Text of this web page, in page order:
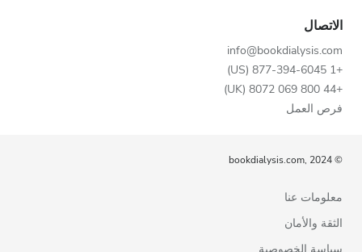
الاتصال
info@bookdialysis.com
+1 877-394-6045 (US)
+44 800 069 8072 (UK)
فرص العمل
© bookdialysis.com, 2024
معلومات عنا
الثقة والأمان